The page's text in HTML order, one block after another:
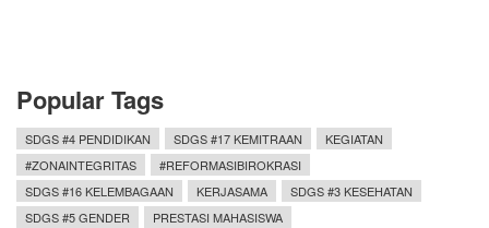
Popular Tags
SDGS #4 PENDIDIKAN SDGS #17 KEMITRAAN
KEGIATAN
#ZONAINTEGRITAS
#REFORMASIBIROKRASI
SDGS #16 KELEMBAGAAN
KERJASAMA
SDGS #3 KESEHATAN
SDGS #5 GENDER
PRESTASI MAHASISWA